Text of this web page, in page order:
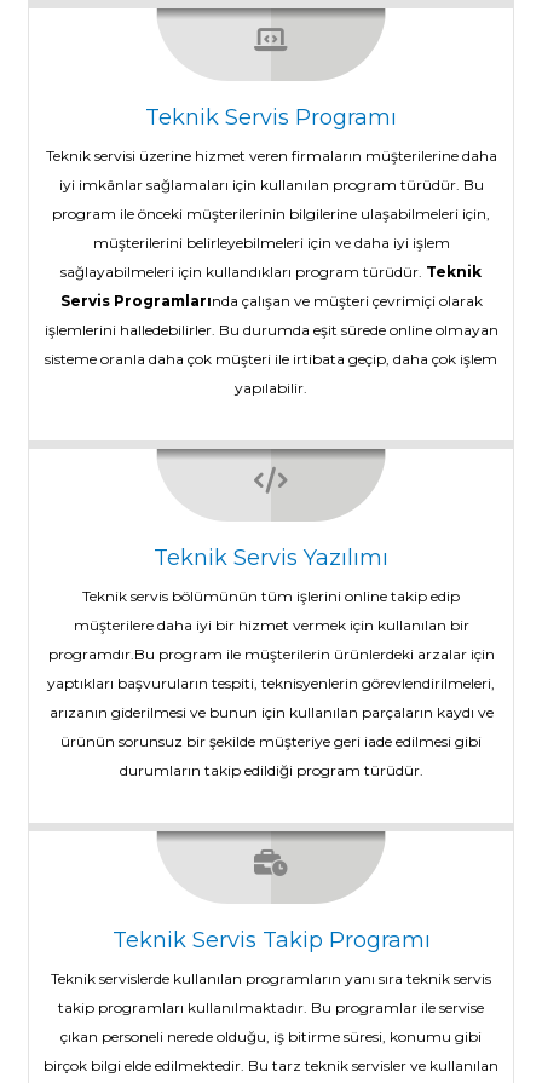
Teknik Servis Programı
Teknik servisi üzerine hizmet veren firmaların müşterilerine daha
iyi imkânlar sağlamaları için kullanılan program türüdür. Bu
program ile önceki müşterilerinin bilgilerine ulaşabilmeleri için,
müşterilerini belirleyebilmeleri için ve daha iyi işlem
sağlayabilmeleri için kullandıkları program türüdür. Teknik
Servis Programlarında çalışan ve müşteri çevrimiçi olarak
işlemlerini halledebilirler. Bu durumda eşit sürede online olmayan
sisteme oranla daha çok müşteri ile irtibata geçip, daha çok işlem
yapılabilir.
Teknik Servis Yazılımı
Teknik servis bölümünün tüm işlerini online takip edip
müşterilere daha iyi bir hizmet vermek için kullanılan bir
programdır.Bu program ile müşterilerin ürünlerdeki arzalar için
yaptıkları başvuruların tespiti, teknisyenlerin görevlendirilmeleri,
arızanın giderilmesi ve bunun için kullanılan parçaların kaydı ve
ürünün sorunsuz bir şekilde müşteriye geri iade edilmesi gibi
durumların takip edildiği program türüdür.
Teknik Servis Takip Programı
Teknik servislerde kullanılan programların yanı sıra teknik servis
takip programları kullanılmaktadır. Bu programlar ile servise
çıkan personeli nerede olduğu, iş bitirme süresi, konumu gibi
birçok bilgi elde edilmektedir. Bu tarz teknik servisler ve kullanılan